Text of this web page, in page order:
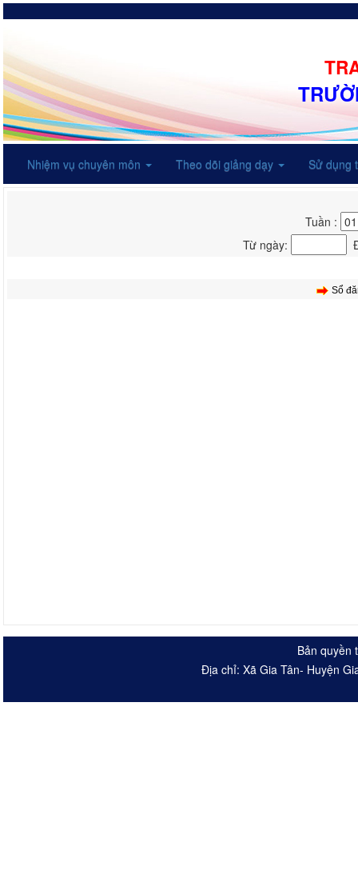
Nhiệm vụ chuyên môn Theo dõi giảng dạy Sử dụng
Tuần :
Từ ngày:
Sổ
Bản quyền
Địa chỉ: Xã Gia Tân- Huyện